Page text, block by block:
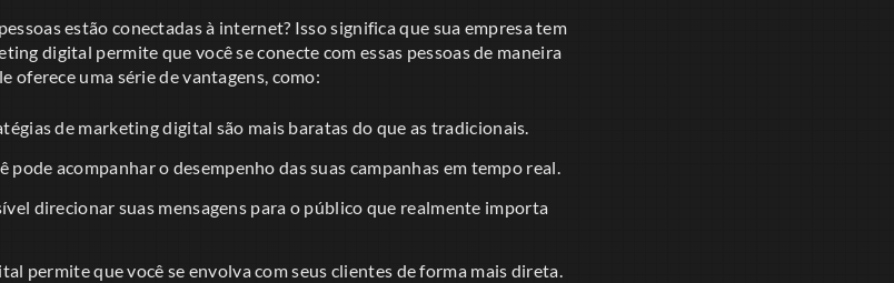
estão conectadas à internet? Isso significa que sua empresa tem
digital permite que você se conecte com essas pessoas de maneira
oferece uma série de vantagens, como:
de marketing digital são mais baratas do que as tradicionais.
pode acompanhar o desempenho das suas campanhas em tempo real.
direcionar suas mensagens para o público que realmente importa
permite que você se envolva com seus clientes de forma mais direta.